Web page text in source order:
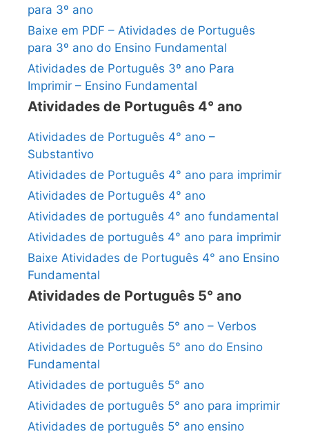
para 3º ano
Baixe em PDF – Atividades de Português
para 3º ano do Ensino Fundamental
Atividades de Português 3º ano Para
Imprimir – Ensino Fundamental
Atividades de Português 4° ano
Atividades de Português 4° ano –
Substantivo
Atividades de Português 4° ano para imprimir
Atividades de Português 4° ano
Atividades de português 4° ano fundamental
Atividades de português 4° ano para imprimir
Baixe Atividades de Português 4° ano Ensino
Fundamental
Atividades de Português 5° ano
Atividades de português 5° ano – Verbos
Atividades de Português 5° ano do Ensino
Fundamental
Atividades de português 5° ano
Atividades de português 5° ano para imprimir
Atividades de português 5° ano ensino